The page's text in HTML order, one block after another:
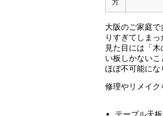
方
大阪のご家庭
りすぎてしまっ
見た目には「
い板しかない
ほぼ不可能にな
修理やリメイク